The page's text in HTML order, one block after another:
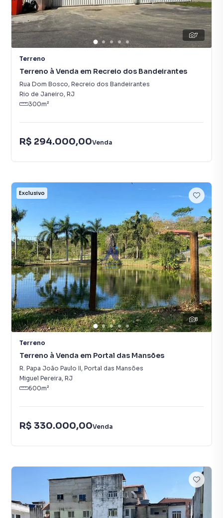
7
Terreno
Terreno à Venda em Recreio dos Bandeirantes
Rua Dom Bosco, Recreio dos Bandeirantes
Rio de Janeiro, RJ
300m²
R$ 294.000,00Venda
Exclusivo
8
Terreno
Terreno à Venda em Portal das Mansões
R. Papa João Paulo II, Portal das Mansões
Miguel Pereira, RJ
600m²
R$ 330.000,00Venda